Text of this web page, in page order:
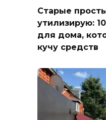
Старые
утилизирую:
для дома,
кучу средств